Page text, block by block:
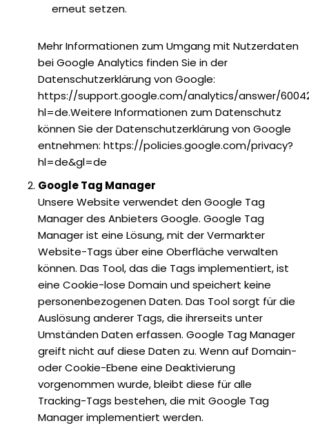
erneut setzen.
Mehr Informationen zum Umgang mit Nutzerdaten
bei Google Analytics finden Sie in der
Datenschutzerklärung von Google:
https://support.google.com/analytics/answer/
hl=de.Weitere Informationen zum Datenschutz
können Sie der Datenschutzerklärung von Google
entnehmen: https://policies.google.com/privacy?
hl=de&gl=de
Google Tag Manager
Unsere Website verwendet den Google Tag
Manager des Anbieters Google. Google Tag
Manager ist eine Lösung, mit der Vermarkter
Website-Tags über eine Oberfläche verwalten
können. Das Tool, das die Tags implementiert, ist
eine Cookie-lose Domain und speichert keine
personenbezogenen Daten. Das Tool sorgt für die
Auslösung anderer Tags, die ihrerseits unter
Umständen Daten erfassen. Google Tag Manager
greift nicht auf diese Daten zu. Wenn auf Domain-
oder Cookie-Ebene eine Deaktivierung
vorgenommen wurde, bleibt diese für alle
Tracking-Tags bestehen, die mit Google Tag
Manager implementiert werden.